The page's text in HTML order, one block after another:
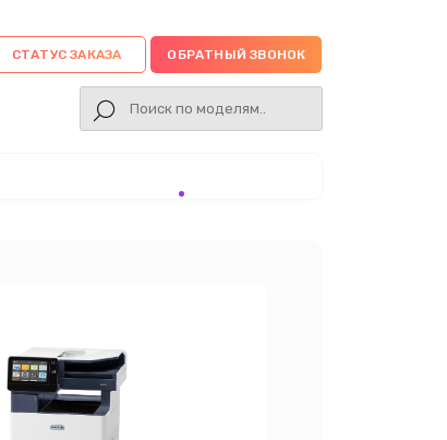
СТАТУС ЗАКАЗА ОБРАТНЫЙ ЗВОНОК